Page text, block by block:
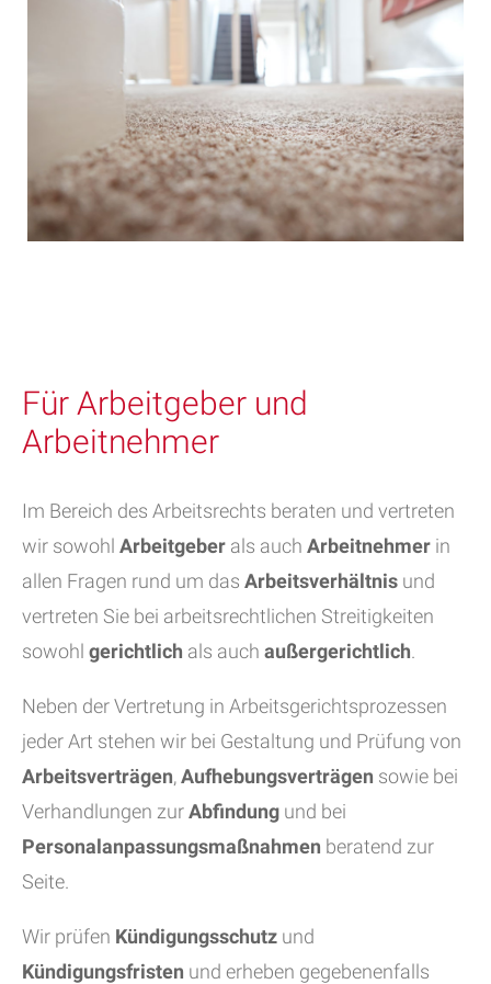
Für Arbeitgeber und
Arbeitnehmer
Im Bereich des Arbeitsrechts beraten und vertreten
wir sowohl Arbeitgeber als auch Arbeitnehmer in
allen Fragen rund um das Arbeitsverhältnis und
vertreten Sie bei arbeitsrechtlichen Streitigkeiten
sowohl gerichtlich als auch außergerichtlich
Neben der Vertretung in Arbeitsgerichtsprozessen
jeder Art stehen wir bei Gestaltung und Prüfung von
Arbeitsverträgen,Aufhebungsverträgen sowie bei
Verhandlungen zurAbfindung und bei
Personalanpassungsmaßnahmen beratend zur
Seite.
Wir prüfen Kündigungsschutz und
Kündigungsfristen und erheben gegebenenfalls